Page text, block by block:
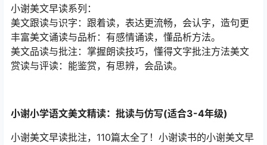
小谢美文早读系列：
美文跟读与识字：跟着读，表达更流畅，会认字，造句更
丰富美文诵读与品析：有感情诵读，懂品析方法。
美文品读与批注：掌握朗读技巧，懂得文字批注方法美文
赏读与评读：能鉴赏，有思辨，会品读。
小谢小学语文美文精读：批读与仿写(适合3-4年级)
小谢美文早读批注，110篇太全了！小谢读书的小谢美文早